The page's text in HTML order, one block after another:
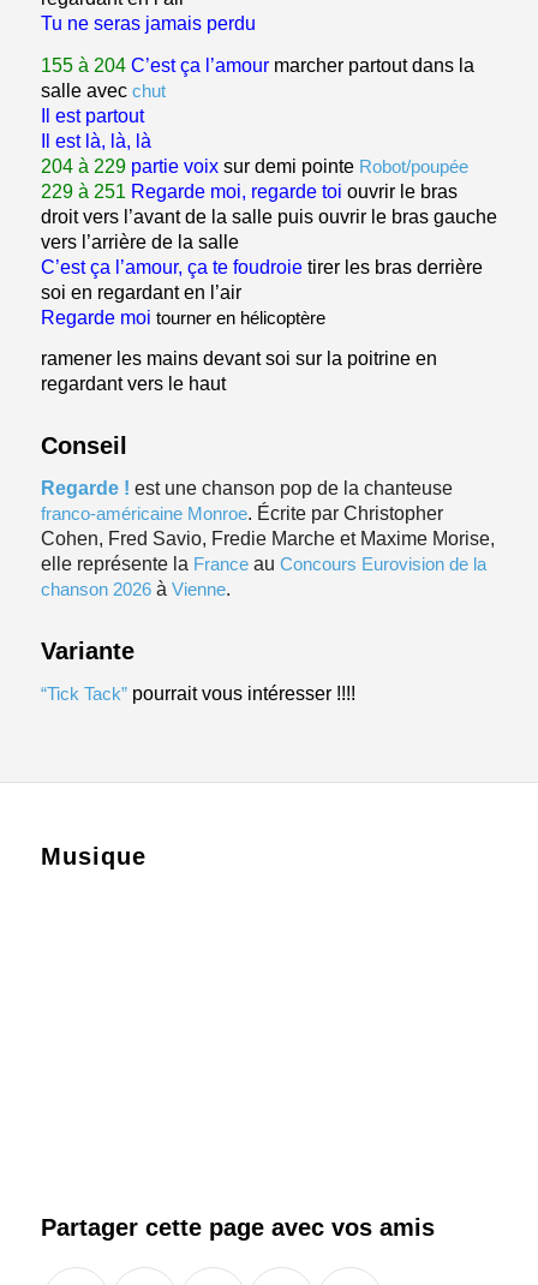
Tu ne seras jamais perdu
155 à 204C’est ça l’amour marcher partout dans la
salle avec chut
Il est partout
Il est là, là, là
204 à 229partie voix sur demi pointe Robot/poupée
229 à 251 Regarde moi, regarde toi ouvrir le bras
droit vers l’avant de la salle puis ouvrir le bras gauche
vers l’arrière de la salle
C’est ça l’amour, ça te foudroie tirer les bras derrière
soi en regardant en l’air
Regarde moi tourner en hélicoptère
ramener les mains devant soi sur la poitrine en
regardant vers le haut
Conseil
Regarde ! est une chanson pop de la chanteuse
franco-américaine Monroe. Écrite par Christopher
Cohen, Fred Savio, Fredie Marche et Maxime Morise,
elle représente la Franceau Concours Eurovision de la
chanson 2026à Vienne.
Variante
“Tick Tack”pourrait vous intéresser !!!!
Musique